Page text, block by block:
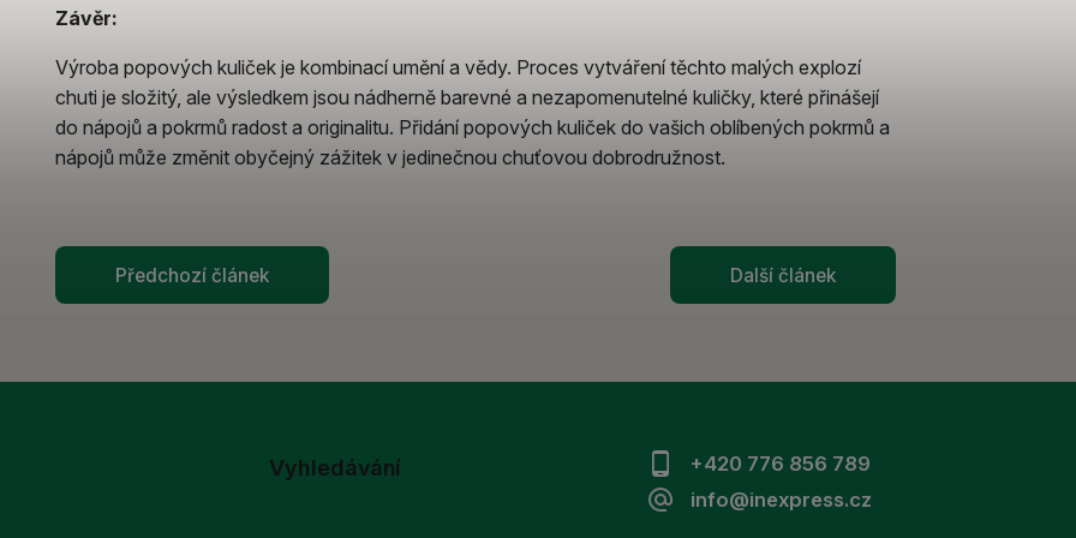
Závěr:
Výroba popových kuliček je kombinací umění a vědy. Proces vytváření těchto malých explozí
chuti je složitý, ale výsledkem jsou nádherně barevné a nezapomenutelné kuličky, které přinášejí
do nápojů a pokrmů radost a originalitu. Přidání popových kuliček do vašich oblíbených pokrmů a
nápojů může změnit obyčejný zážitek v jedinečnou chuťovou dobrodružnost.
Předchozí článek Další článek
+420 776 856 789
info@inexpress.cz
Vyhledávání